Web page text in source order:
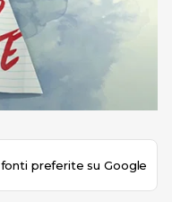
preferite su Google